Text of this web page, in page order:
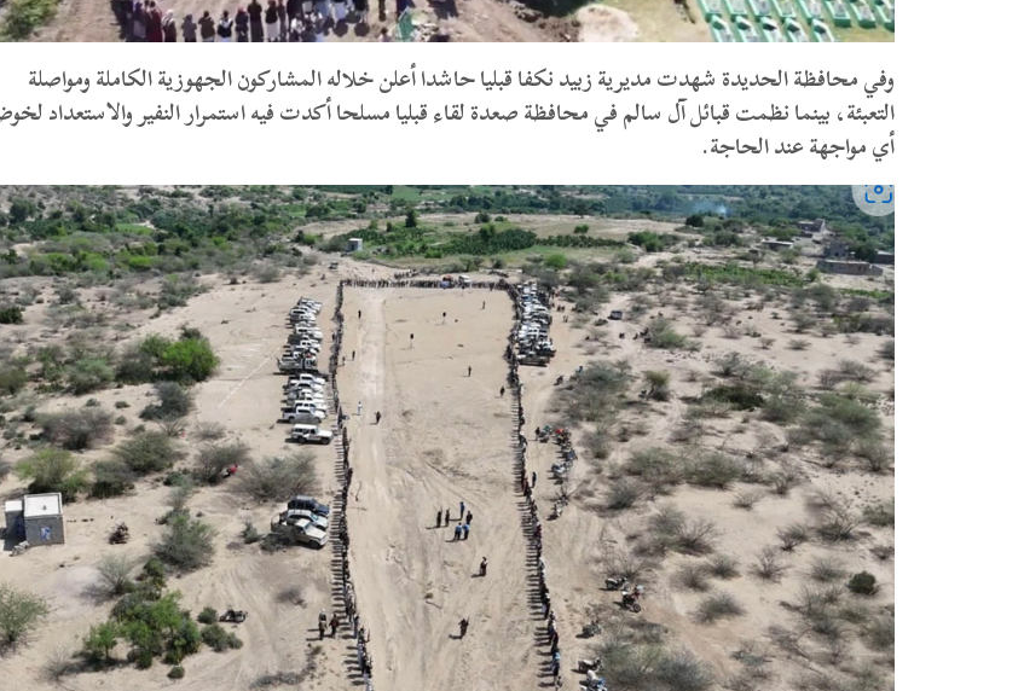
وفي محافظة الحديدة شهدت مديرية زبيد نكفا قبليا حاشدا أعلن خلاله المشاركون الجهوزية الكاملة ومواصلة
التعبئة، بينما نظمت قبائل آل سالم في محافظة صعدة لقاء قبليا مسلحا أكدت فيه استمرار النفير والاستعداد
أي مواجهة عند الحاجة.